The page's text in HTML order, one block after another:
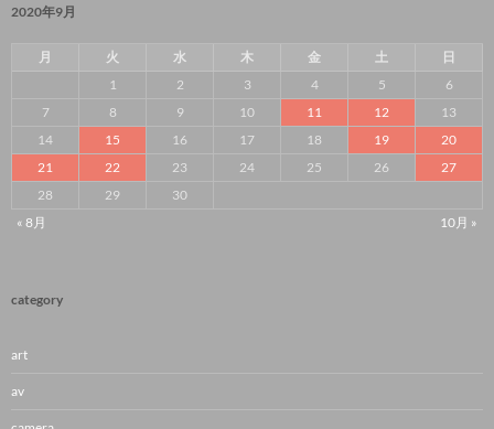
2020年9月
月 火 水 木 金 土
日
1
2 3 4 5
6
7
8 9 10 11 12
13
14
15 16 17 18 19
20
21
22 23 24 25 26
27
28
29
30
« 8月
10月 »
category
art
av